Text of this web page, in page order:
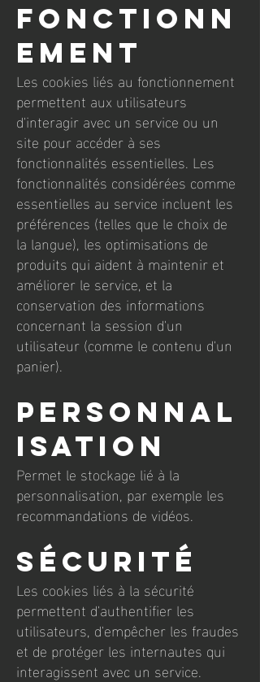
Fonctionn
ement
Les cookies liés au fonctionnement
permettent aux utilisateurs
d'interagir avec un service ou un
site pour accéder à ses
fonctionnalités essentielles. Les
fonctionnalités considérées comme
essentielles au service incluent les
préférences (telles que le choix de
la langue), les optimisations de
produits qui aident à maintenir et
améliorer le service, et la
conservation des informations
concernant la session d'un
utilisateur (comme le contenu d'un
panier).
Personnal
isation
Permet le stockage lié à la
personnalisation, par exemple les
recommandations de vidéos.
Sécurité
Les cookies liés à la sécurité
permettent d'authentifier les
utilisateurs, d'empêcher les fraudes
et de protéger les internautes qui
interagissent avec un service.